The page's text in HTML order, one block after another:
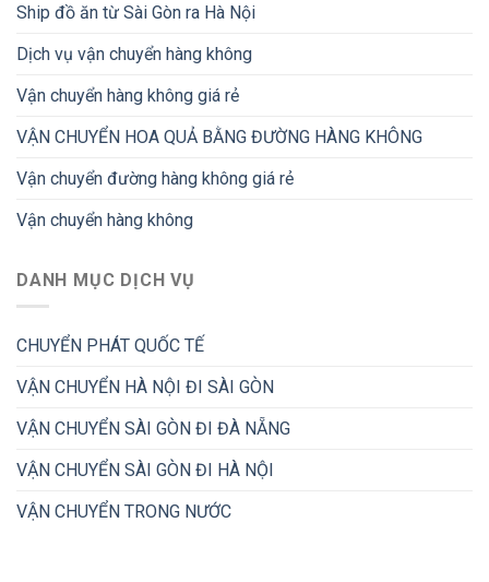
Ship đồ ăn từ Sài Gòn ra Hà Nội
Dịch vụ vận chuyển hàng không
Vận chuyển hàng không giá rẻ
VẬN CHUYỂN HOA QUẢ BẰNG ĐƯỜNG HÀNG KHÔNG
Vận chuyển đường hàng không giá rẻ
Vận chuyển hàng không
DANH MỤC DỊCH VỤ
CHUYỂN PHÁT QUỐC TẾ
VẬN CHUYỂN HÀ NỘI ĐI SÀI GÒN
VẬN CHUYỂN SÀI GÒN ĐI ĐÀ NẴNG
VẬN CHUYỂN SÀI GÒN ĐI HÀ NỘI
VẬN CHUYỂN TRONG NƯỚC